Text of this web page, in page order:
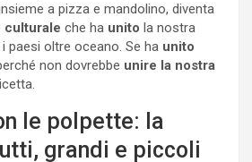
a pizza e mandolino, diventa
culturale che ha unito la nostra
paesi oltre oceano. Se ha unito
non dovrebbe unire la nostra
le polpette: la
grandi e piccoli